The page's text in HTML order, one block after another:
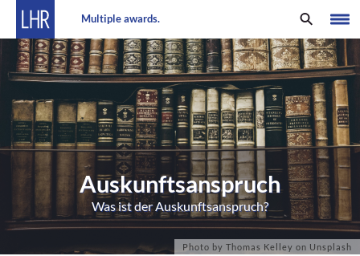
Multiple awards.
Auskunftsanspruch
Was ist der Auskunftsanspruch?